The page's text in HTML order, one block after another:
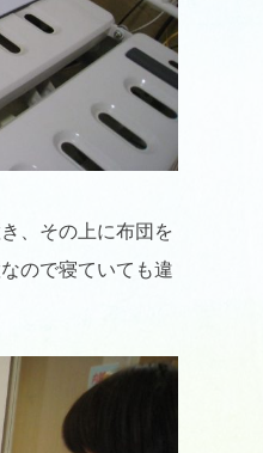
、その上に布団を
ので寝ていても違